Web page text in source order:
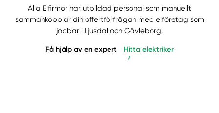
Alla Elfirmor har utbildad personal som manuellt
sammankopplar din offertförfrågan med elföretag som
jobbar i Ljusdal och Gävleborg.
Få hjälp av en expert Hitta elektriker